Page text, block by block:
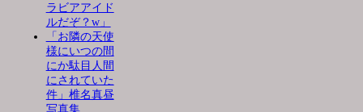
ラビアアイド
ルだぞ？w」
「お隣の天使
様にいつの間
にか駄目人間
にされていた
件」椎名真昼
写真集